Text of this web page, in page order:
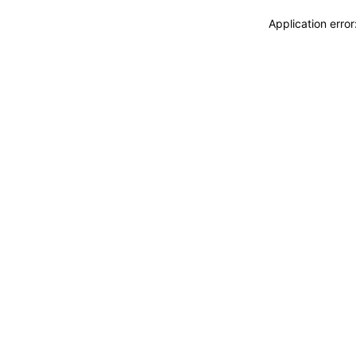
Application